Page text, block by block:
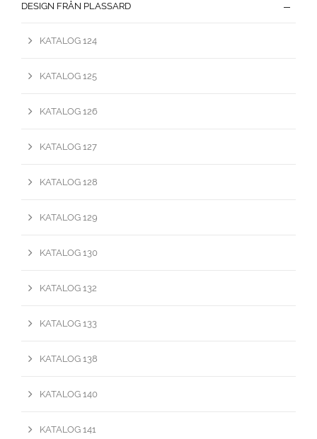
DESIGN FRÅN PLASSARD
KATALOG 124
KATALOG 125
KATALOG 126
KATALOG 127
KATALOG 128
KATALOG 129
KATALOG 130
KATALOG 132
KATALOG 133
KATALOG 138
KATALOG 140
KATALOG 141